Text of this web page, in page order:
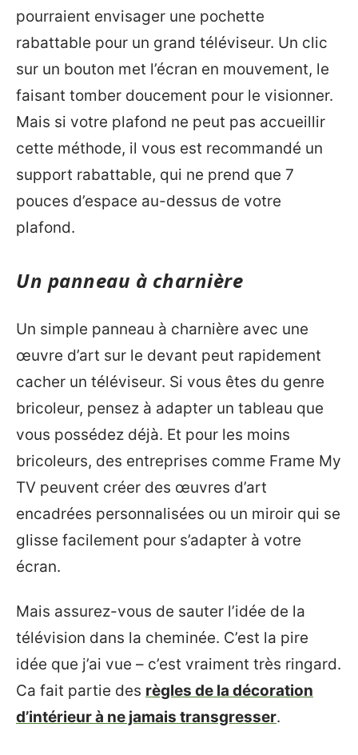
pourraient envisager une pochette
rabattable pour un grand téléviseur. Un clic
sur un bouton met l’écran en mouvement, le
faisant tomber doucement pour le visionner.
Mais si votre plafond ne peut pas accueillir
cette méthode, il vous est recommandé un
support rabattable, qui ne prend que 7
pouces d’espace au-dessus de votre
plafond.
Un panneau à charnière
Un simple panneau à charnière avec une
œuvre d’art sur le devant peut rapidement
cacher un téléviseur. Si vous êtes du genre
bricoleur, pensez à adapter un tableau que
vous possédez déjà. Et pour les moins
bricoleurs, des entreprises comme Frame My
TV peuvent créer des œuvres d’art
encadrées personnalisées ou un miroir qui se
glisse facilement pour s’adapter à votre
écran.
Mais assurez-vous de sauter l’idée de la
télévision dans la cheminée. C’est la pire
idée que j’ai vue – c’est vraiment très ringard.
Ca fait partie des règles de la décoration
d’intérieur à ne jamais transgresser.